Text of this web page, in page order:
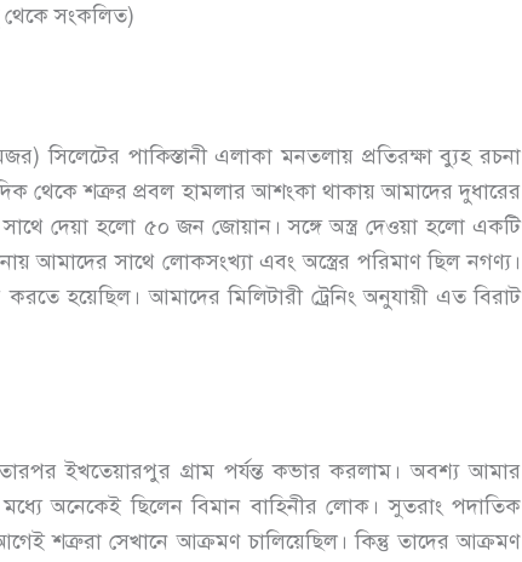
থেকে সংকলিত)
সিলেটের পাকিস্তানী এলাকা মনতলায় প্রতিরক্ষা ব্যুহ রচনা
থেকে শত্রুর প্রবল হামলার আশংকা থাকায় আমাদের দুধারের
সাথে দেয়া হলো ৫০ জন জোয়ান। সঙ্গে অস্ত্র দেওয়া হলো একটি
আমাদের সাথে লোকসংখ্যা এবং অস্ত্রের পরিমাণ ছিল নগণ্য।
হয়েছিল। আমাদের মিলিটারী ট্রেনিং অনুযায়ী এত বিরাট
ইখতেয়ারপুর গ্রাম পর্যন্ত কভার করলাম। অবশ্য আমার
অনেকেই ছিলেন বিমান বাহিনীর লোক। সুতরাং পদাতিক
শত্রুরা সেখানে আক্রমণ চালিয়েছিল। কিন্তু তাদের আক্রমণ